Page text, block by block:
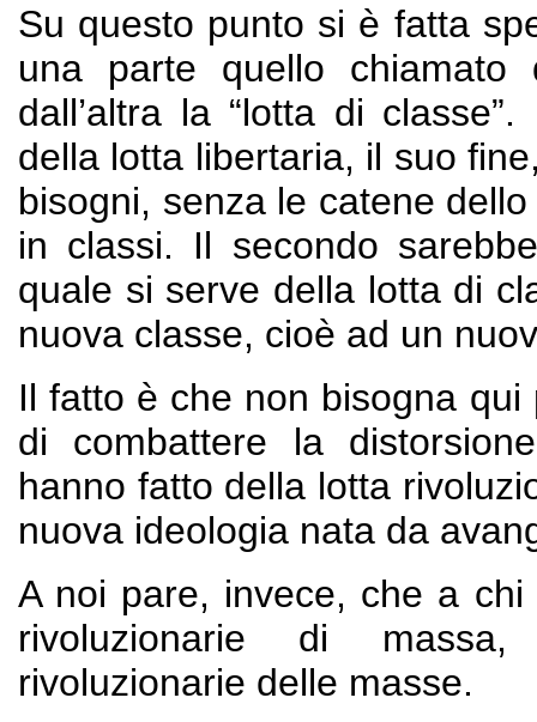
Su questo punto si è fatta
una parte quello chiamato
dall’altra la “lotta di
della lotta libertaria, il suo
bisogni, senza le catene
in classi. Il secondo
quale si serve della lotta di
nuova classe, cioè ad un
Il fatto è che non bisogna
di combattere la
hanno fatto della lotta
nuova ideologia nata da
A noi pare, invece, che a
rivoluzionarie di
rivoluzionarie delle masse.